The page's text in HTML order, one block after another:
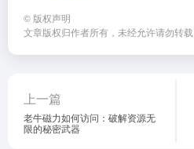
© 版权声明
文章版权归作者所有，未经允许请勿转载
上一篇
老牛磁力如何访问：破解资源无
限的秘密武器